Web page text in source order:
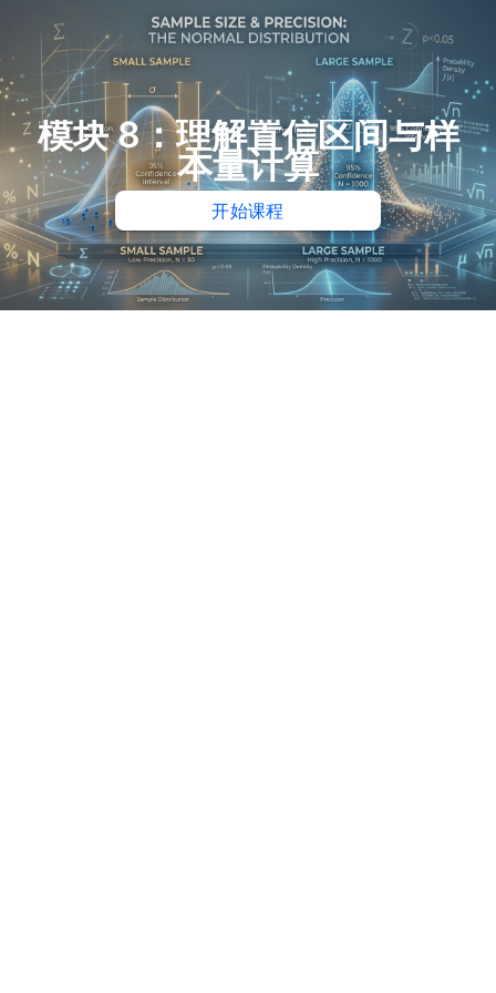
模块 8：理解置信区间与样
本量计算
开始课程